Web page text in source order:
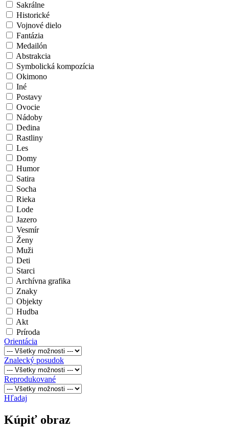
Sakrálne
Historické
Vojnové dielo
Fantázia
Medailón
Abstrakcia
Symbolická kompozícia
Okimono
Iné
Postavy
Ovocie
Nádoby
Dedina
Rastliny
Les
Domy
Humor
Satira
Socha
Rieka
Lode
Jazero
Vesmír
Ženy
Muži
Deti
Starci
Archívna grafika
Znaky
Objekty
Hudba
Akt
Príroda
Orientácia
Znalecký posudok
Reprodukované
Hľadaj
Kúpiť obraz